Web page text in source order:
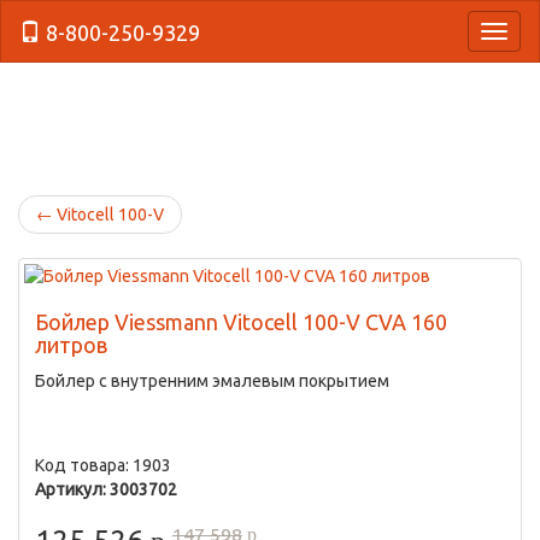
8-800-250-9329
← Vitocell 100-V
Бойлер Viessmann Vitocell 100-V CVA 160
литров
Бойлер с внутренним эмалевым покрытием
Код товара: 1903
Артикул: 3003702
147 598 p